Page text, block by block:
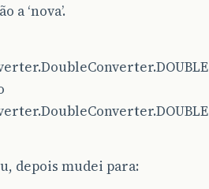
a ‘nova’.
depois mudei para: